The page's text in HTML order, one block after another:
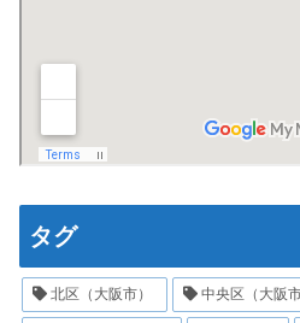
タグ
北区（大阪市） 中央区（大阪市